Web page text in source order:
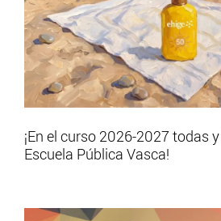
¡En el curso 2026-2027 todas
Escuela Pública Vasca!